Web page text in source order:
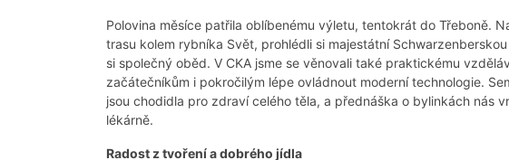
Polovina měsíce patřila oblíbenému výletu, tentokrát do Třeboně.
trasu kolem rybníka Svět, prohlédli si majestátní
si společný oběd. V CKA jsme se věnovali také praktickému
začátečníkům i pokročilým lépe ovládnout moderní technologie.
jsou chodidla pro zdraví celého těla, a přednáška o bylinkách nás
lékárně.
Radost z tvoření a dobrého jídla